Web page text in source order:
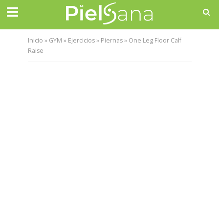
Inicio » GYM » Ejercicios» Piernas» One Leg Floor Calf
Raise